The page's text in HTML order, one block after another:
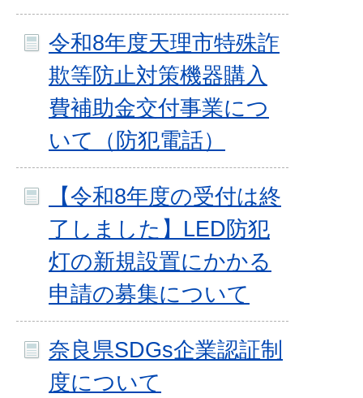
令和8年度天理市特殊詐
欺等防止対策機器購入
費補助金交付事業につ
いて（防犯電話）
【令和8年度の受付は終
了しました】LED防犯
灯の新規設置にかかる
申請の募集について
奈良県SDGs企業認証制
度について